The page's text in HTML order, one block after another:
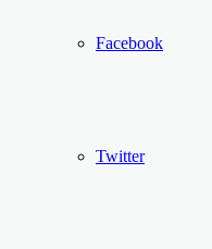
Facebook
Twitter